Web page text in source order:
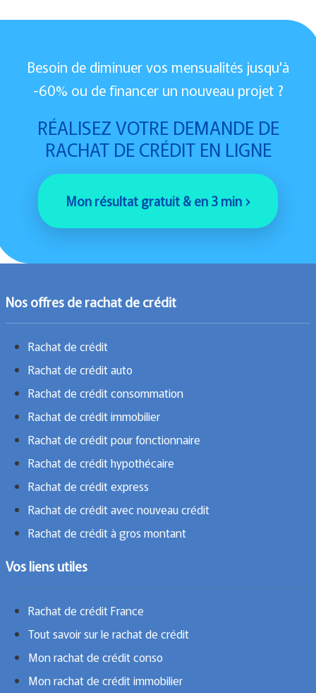
Besoin de diminuer vos mensualités jusqu'à
-60% ou de financer un nouveau projet ?
RÉALISEZ VOTRE DEMANDE DE
RACHAT DE CRÉDIT EN LIGNE
Mon résultat gratuit & en 3 min ›
Nos offres de rachat de crédit
Rachat de crédit
Rachat de crédit auto
Rachat de crédit consommation
Rachat de crédit immobilier
Rachat de crédit pour fonctionnaire
Rachat de crédit hypothécaire
Rachat de crédit express
Rachat de crédit avec nouveau crédit
Rachat de crédit à gros montant
Vos liens utiles
Rachat de crédit France
Tout savoir sur le rachat de crédit
Mon rachat de crédit conso
Mon rachat de crédit immobilier